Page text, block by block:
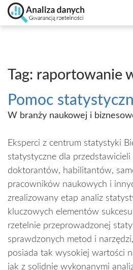
Tag: raportowanie
Pomoc
W branży naukowej i
Eksperci z centrum statystyki
statystyczne dla
doktorantów, habilitantów,
pracowników naukowych i
zrealizowany etap analiz
kluczowych elementów
rzetelnie przeprowadzonej
sprawdzonych metod i
posiada tak wysokiej wartości
jak z solidnie wykonanymi